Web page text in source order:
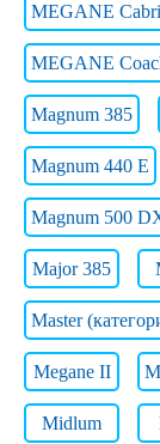
MEGANE
MEGANE
Magnum 385
Magnum 440 E
Magnum 500
Major 385
Master
Megane II
Midlum